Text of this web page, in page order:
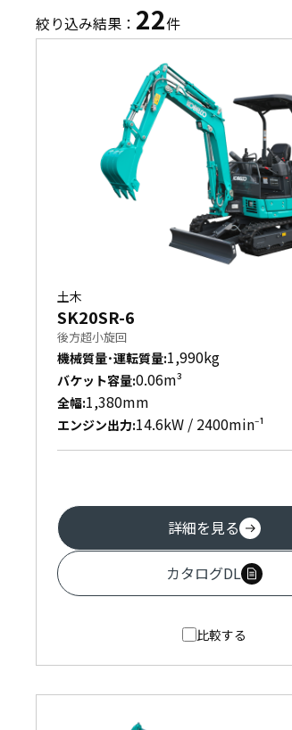
絞り込み結果： 22件
土木
SK20SR-6
後方超小旋回
機械質量･運転質量:1,990kg
バケット容量:0.06m³
全幅:1,380mm
エンジン出力:14.6kW / 2400min⁻¹
詳細を見る
カタログDL
比較する